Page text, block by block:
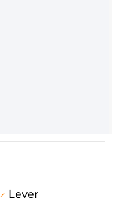
Lever